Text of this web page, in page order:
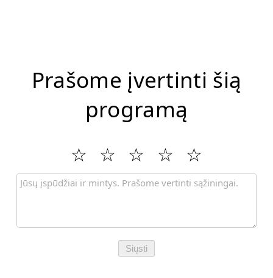
Prašome įvertinti šią
programą
Siųsti